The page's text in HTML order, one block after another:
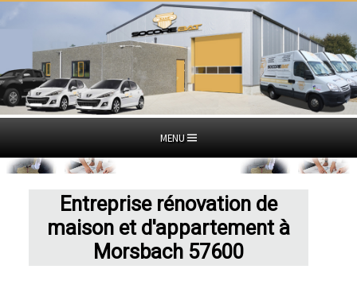
MENU
Entreprise rénovation de
maison et d'appartement à
Morsbach 57600